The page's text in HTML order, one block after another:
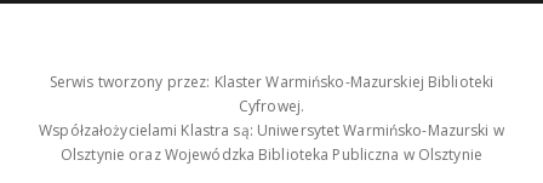
Serwis tworzony przez: Klaster Warmińsko-Mazurskiej Biblioteki
Cyfrowej.
Współzałożycielami Klastra są: Uniwersytet Warmińsko-Mazurski w
Olsztynie oraz Wojewódzka Biblioteka Publiczna w Olsztynie